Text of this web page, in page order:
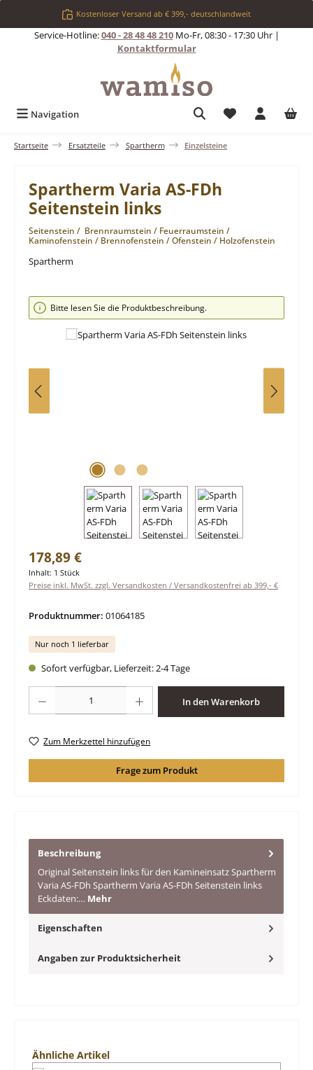
Zum Hauptinhalt springenKostenloser Versand ab € 399,- deutschlandweit
Service-Hotline:040 - 28 48 48 210Mo-Fr, 08:30 - 17:30 Uhr |
Kontaktformular
Navigation Du hast 0
Startseite Ersatzteile Spartherm Einzelsteine
Spartherm Varia AS-FDh
Seitenstein links
Seitenstein / Brennraumstein / Feuerraumstein /
Kaminofenstein / Brennofenstein / Ofenstein / Holzofenstein
Spartherm
Bildergalerie überspringen
Bitte lesen Sie die Produktbeschreibung.
Regulärer Preis:
178,89 €
Inhalt: 1 Stück
Preise inkl. MwSt. zzgl. Versandkosten / Versandkostenfrei ab 399,- €
Produktnummer: 01064185
Nur noch 1 lieferbar
Sofort verfügbar, Lieferzeit: 2-4 Tage
In den Warenkorb
Zum Merkzettel hinzufügen
Frage zum Produkt
Beschreibung
Original Seitenstein links für den Kamineinsatz Spartherm
Varia AS-FDh Spartherm Varia AS-FDh Seitenstein links
Eckdaten:… Mehr
Eigenschaften
Angaben zur Produktsicherheit
Produktgalerie überspringen
Ähnliche Artikel